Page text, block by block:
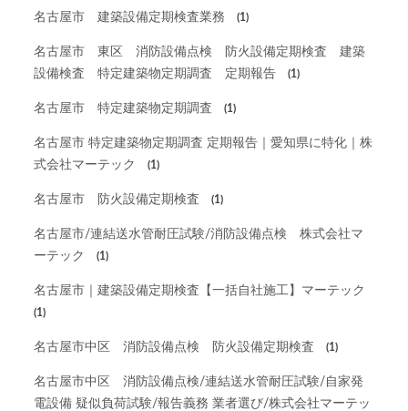
名古屋市 建築設備定期検査業務 (1)
名古屋市 東区 消防設備点検 防火設備定期検査 建築
設備検査 特定建築物定期調査 定期報告
(1)
名古屋市 特定建築物定期調査 (1)
名古屋市 特定建築物定期調査 定期報告｜愛知県に特化｜株
式会社マーテック
(1)
名古屋市 防火設備定期検査 (1)
名古屋市/連結送水管耐圧試験/消防設備点検 株式会社マ
ーテック
(1)
名古屋市｜建築設備定期検査【一括自社施工】マーテック
(1)
名古屋市中区 消防設備点検 防火設備定期検査 (1)
名古屋市中区 消防設備点検/連結送水管耐圧試験/自家発
電設備 疑似負荷試験/報告義務 業者選び/株式会社マーテッ